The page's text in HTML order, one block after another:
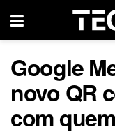
Google
novo QR
com